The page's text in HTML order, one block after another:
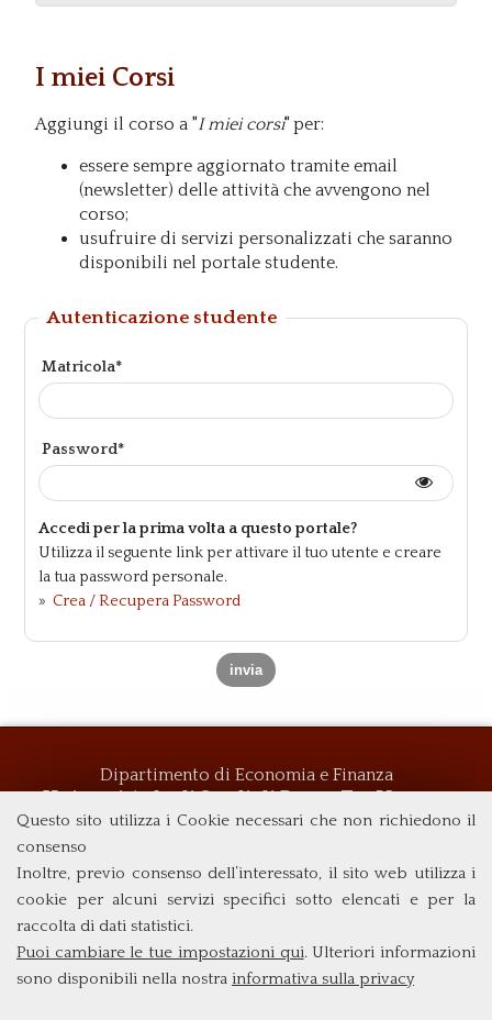
Questo sito utilizza i Cookie necessari che non richiedono il
consenso
Inoltre, previo consenso dell’interessato, il sito web utilizza i
cookie per alcuni servizi specifici sotto elencati e per la
raccolta di dati statistici.
Puoi cambiare le tue impostazioni qui. Ulteriori informazioni
sono disponibili nella nostra informativa sulla privacy
I miei Corsi
Aggiungi il corso a "I miei corsi" per:
essere sempre aggiornato tramite email
(newsletter) delle attività che avvengono nel
corso;
usufruire di servizi personalizzati che saranno
disponibili nel portale studente.
Autenticazione studente
Matricola*
Password*
Accedi per la prima volta a questo portale?
Utilizza il seguente link per attivare il tuo utente e creare
la tua password personale.
» Crea / Recupera Password
Dipartimento di Economia e Finanza
Università degli Studi di RomaTor Vergata
Via Columbia, 2
Tel. +39 06 7259 5719
biennio@clemif.uniroma2.it